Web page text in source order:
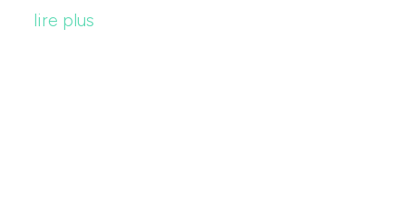
lire plus